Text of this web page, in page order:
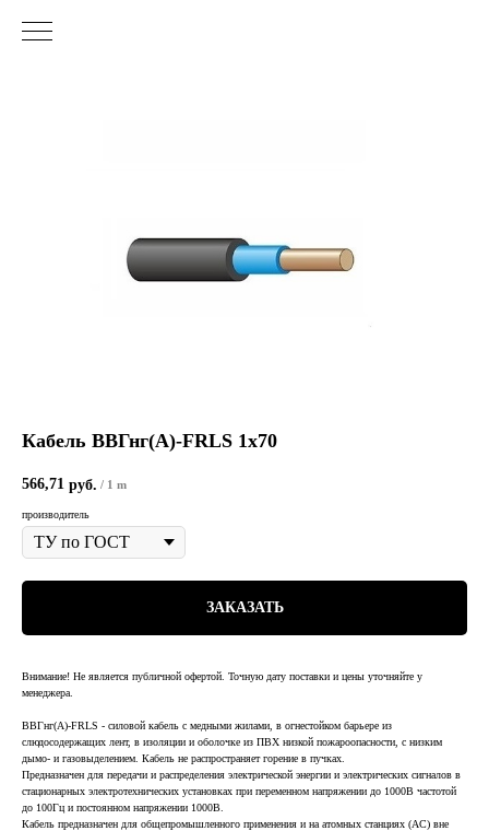
Кабель ВВГнг(А)-FRLS 1х70
566,71 руб. / 1 m
производитель
ЗАКАЗАТЬ
Внимание! Не является публичной офертой. Точную дату поставки и цены уточняйте у
менеджера.
ВВГнг(А)-FRLS - силовой кабель с медными жилами, в огнестойком барьере из
слюдосодержащих лент, в изоляции и оболочке из ПВХ низкой пожароопасности, с низким
дымо- и газовыделением. Кабель не распространяет горение в пучках.
Предназначен для передачи и распределения электрической энергии и электрических сигналов в
стационарных электротехнических установках при переменном напряжении до 1000В частотой
до 100Гц и постоянном напряжении 1000В.
Кабель предназначен для общепромышленного применения и на атомных станциях (АС) вне